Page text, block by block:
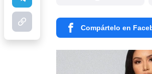
Compártelo en